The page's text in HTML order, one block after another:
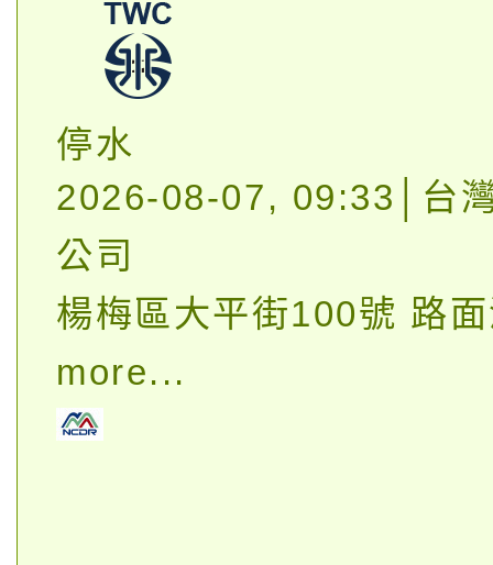
停水
2026-08-07, 09:33│台
公司
楊梅區大平街100號 路
more...